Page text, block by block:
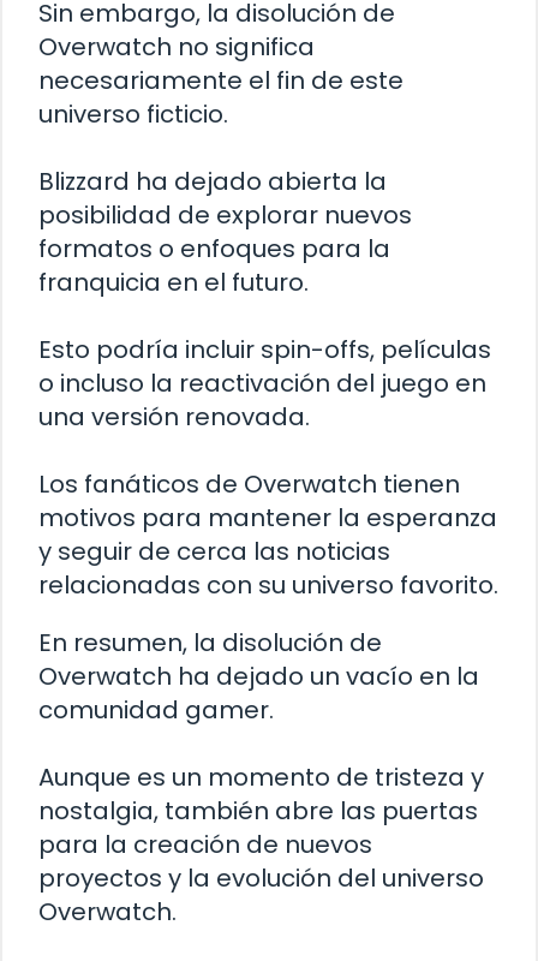
Sin embargo, la disolución de
Overwatch no significa
necesariamente el fin de este
universo ficticio.
Blizzard ha dejado abierta la
posibilidad de explorar nuevos
formatos o enfoques para la
franquicia en el futuro.
Esto podría incluir spin-offs, películas
o incluso la reactivación del juego en
una versión renovada.
Los fanáticos de Overwatch tienen
motivos para mantener la esperanza
y seguir de cerca las noticias
relacionadas con su universo favorito.
En resumen, la disolución de
Overwatch ha dejado un vacío en la
comunidad gamer.
Aunque es un momento de tristeza y
nostalgia, también abre las puertas
para la creación de nuevos
proyectos y la evolución del universo
Overwatch.